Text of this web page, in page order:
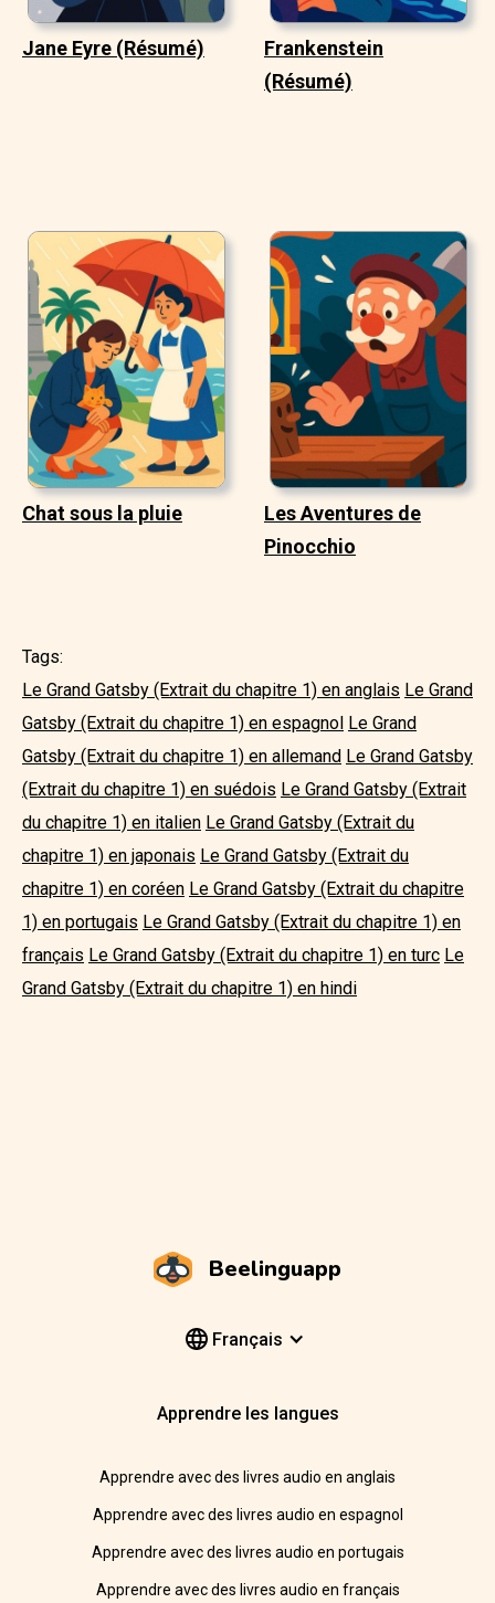
Jane Eyre (Résumé)
Frankenstein
(Résumé)
Chat sous la pluie
Les Aventures de
Pinocchio
Tags:
Le Grand Gatsby (Extrait du chapitre 1) en anglais Le Grand
Gatsby (Extrait du chapitre 1) en espagnol Le Grand
Gatsby (Extrait du chapitre 1) en allemand Le Grand Gatsby
(Extrait du chapitre 1) en suédois Le Grand Gatsby (Extrait
du chapitre 1) en italien Le Grand Gatsby (Extrait du
chapitre 1) en japonais Le Grand Gatsby (Extrait du
chapitre 1) en coréen Le Grand Gatsby (Extrait du chapitre
1) en portugais Le Grand Gatsby (Extrait du chapitre 1) en
français Le Grand Gatsby (Extrait du chapitre 1) en turc Le
Grand Gatsby (Extrait du chapitre 1) en hindi
Beelinguapp
Français
Apprendre les langues
Apprendre avec des livres audio en anglais
Apprendre avec des livres audio en espagnol
Apprendre avec des livres audio en portugais
Apprendre avec des livres audio en français